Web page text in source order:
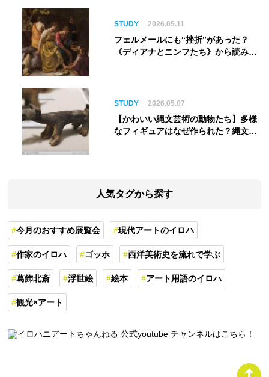
STUDY 2026.05.11
フェルメールにも“挫折”があった？
《ディアナとニンフたち》から読み解
STUDY 2026.05.07
【かわいい縄文芸術の動物たち】多様
なフィギュアはなぜ作られた？縄文人
人気タグから探す
今月のおすすめ展覧会 現代アートのイロハ
作家のイロハ ゴッホ 西洋美術史を流れで学ぶ
葛飾北斎 浮世絵 絵本 アート用語のイロハ
観光×アート